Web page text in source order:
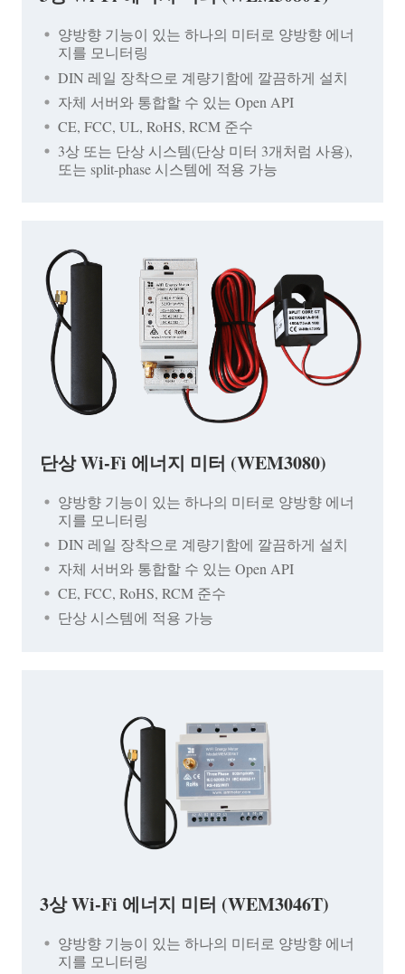
양방향 기능이 있는 하나의 미터로 양방향 에너
지를 모니터링
DIN 레일 장착으로 계량기함에 깔끔하게 설치
자체 서버와 통합할 수 있는 Open API
CE, FCC, UL, RoHS, RCM 준수
3상 또는 단상 시스템(단상 미터 3개처럼 사용),
또는 split-phase 시스템에 적용 가능
단상 Wi-Fi 에너지 미터 (WEM3080)
양방향 기능이 있는 하나의 미터로 양방향 에너
지를 모니터링
DIN 레일 장착으로 계량기함에 깔끔하게 설치
자체 서버와 통합할 수 있는 Open API
CE, FCC, RoHS, RCM 준수
단상 시스템에 적용 가능
3상 Wi-Fi 에너지 미터 (WEM3046T)
양방향 기능이 있는 하나의 미터로 양방향 에너
지를 모니터링